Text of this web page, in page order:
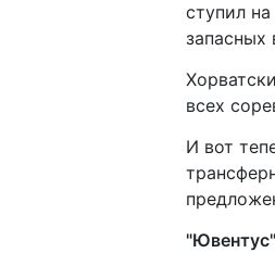
ступил
запасных
всех
И вот
"Ювентус"